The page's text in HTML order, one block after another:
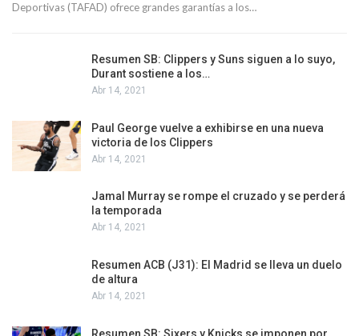
Deportivas (TAFAD) ofrece grandes garantías a los…
Resumen SB: Clippers y Suns siguen a lo suyo,
Durant sostiene a los…
Abr 14, 2021
Paul George vuelve a exhibirse en una nueva
victoria de los Clippers
Abr 14, 2021
Jamal Murray se rompe el cruzado y se perderá
la temporada
Abr 14, 2021
Resumen ACB (J31): El Madrid se lleva un duelo
de altura
Abr 14, 2021
Resumen SB: Sixers y Knicks se imponen por